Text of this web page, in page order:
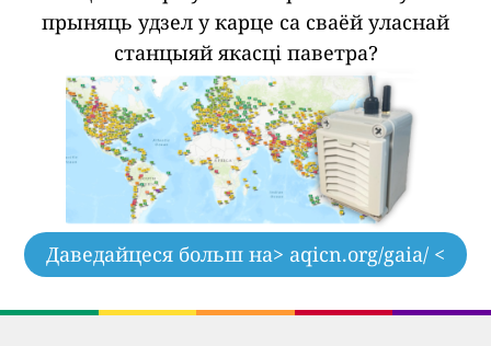
прыняць удзел у карце са сваёй уласнай
станцыяй якасці паветра?
Даведайцеся больш на> aqicn.org/gaia/ <